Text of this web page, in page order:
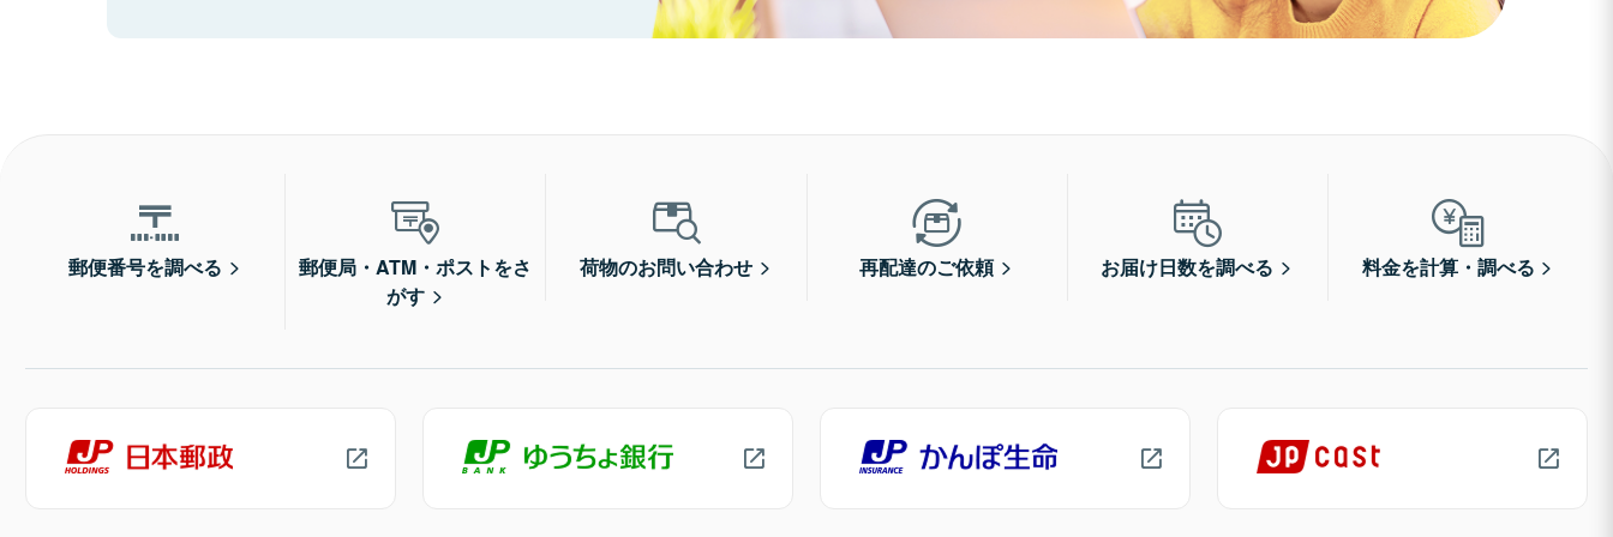
郵便番号を調べる
郵便局・ATM・ポストをさ
がす
荷物のお問い合わせ 再配達のご依頼 お届け日数を調べる 料金を計算・調べる